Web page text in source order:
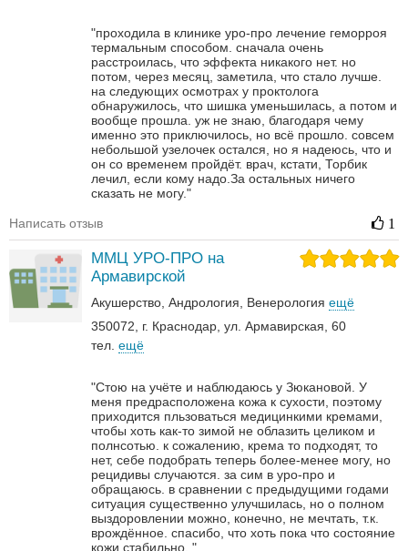
"проходила в клинике уро-про лечение геморроя
термальным способом. сначала очень
расстроилась, что эффекта никакого нет. но
потом, через месяц, заметила, что стало лучше.
на следующих осмотрах у проктолога
обнаружилось, что шишка уменьшилась, а потом и
вообще прошла. уж не знаю, благодаря чему
именно это приключилось, но всё прошло. совсем
небольшой узелочек остался, но я надеюсь, что и
он со временем пройдёт. врач, кстати, Торбик
лечил, если кому надо.За остальных ничего
сказать не могу."
Написать отзыв 1
ММЦ УРО-ПРО на
Армавирской
Акушерство Андрология‎ Венерология‎ ещё
350072, г. Краснодар, ул. Армавирская, 60
тел. ещё
"Стою на учёте и наблюдаюсь у Зюкановой. У
меня предрасположена кожа к сухости, поэтому
приходится пльзоваться медицинкими кремами,
чтобы хоть как-то зимой не облазить целиком и
полнсотью. к сожалению, крема то подходят, то
нет, себе подобрать теперь более-менее могу, но
рецидивы случаются. за сим в уро-про и
обращаюсь. в сравнении с предыдущими годами
ситуация существенно улучшилась, но о полном
выздоровлении можно, конечно, не мечтать, т.к.
врождённое. спасибо, что хоть пока что состояние
кожи стабильно. "